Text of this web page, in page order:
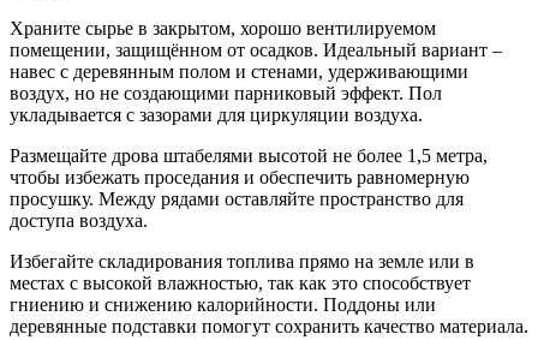
Храните сырье в закрытом, хорошо вентилируемом
помещении, защищённом от осадков. Идеальный вариант –
навес с деревянным полом и стенами, удерживающими
воздух, но не создающими парниковый эффект. Пол
укладывается с зазорами для циркуляции воздуха.
Размещайте дрова штабелями высотой не более 1,5 метра,
чтобы избежать проседания и обеспечить равномерную
просушку. Между рядами оставляйте пространство для
доступа воздуха.
Избегайте складирования топлива прямо на земле или в
местах с высокой влажностью, так как это способствует
гниению и снижению калорийности. Поддоны или
деревянные подставки помогут сохранить качество материала.